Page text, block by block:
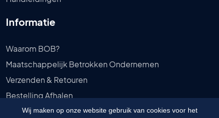
Wij maken op onze website gebruik van cookies voor het
Informatie
Waarom BOB?
Maatschappelijk Betrokken Ondernemen
Verzenden & Retouren
Bestelling Afhalen
Privébeleid